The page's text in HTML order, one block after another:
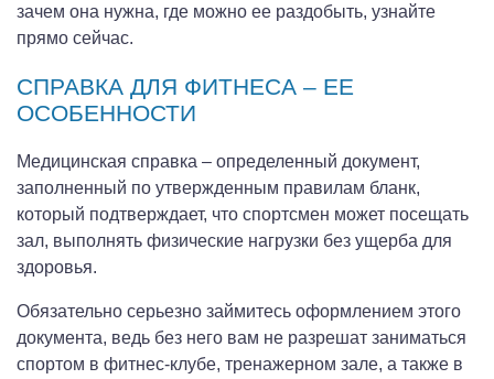
зачем она нужна, где можно ее раздобыть, узнайте
прямо сейчас.
СПРАВКА ДЛЯ ФИТНЕСА – ЕЕ
ОСОБЕННОСТИ
Медицинская справка – определенный документ,
заполненный по утвержденным правилам бланк,
который подтверждает, что спортсмен может посещать
зал, выполнять физические нагрузки без ущерба для
здоровья.
Обязательно серьезно займитесь оформлением этого
документа, ведь без него вам не разрешат заниматься
спортом в фитнес-клубе, тренажерном зале, а также в